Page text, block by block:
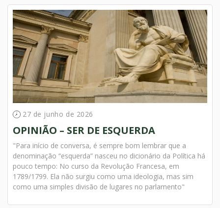
27 de junho de 2026
OPINIÃO – SER DE ESQUERDA
"Para início de conversa, é sempre bom lembrar que a
denominação “esquerda” nasceu no dicionário da Política há
pouco tempo: No curso da Revolução Francesa, em
1789/1799. Ela não surgiu como uma ideologia, mas sim
como uma simples divisão de lugares no parlamento"